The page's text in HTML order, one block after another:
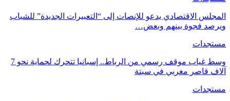
المجلس الاقتصادي يدعو للإنصات إلى “التعبيرات الجديدة” للشباب
ويرصد فجوة بينهم وبعض…
مستجدات
وسط غياب موقف رسمي من الرباط.. إسبانيا تتحرك لحماية نحو 7
آلاف قاصر مغربي في سبتة
مستجدات